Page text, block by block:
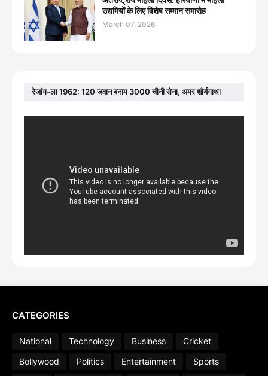
उद्यमियों के लिए विशेष सम्मान समारोह
March 07, 2026
रेजांग-ला 1962: 120 जवान बनाम 3000 चीनी सेना, अमर शौर्यगाथा
CATEGORIES
National Technology Business
Cricket
Bollywood
Politics Entertainment
Sports